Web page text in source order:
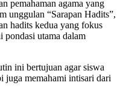
pemahaman agama yang
unggulan “Sarapan Hadits”,
hadits kedua yang fokus
pondasi utama dalam
ini bertujuan agar siswa
juga memahami intisari dari